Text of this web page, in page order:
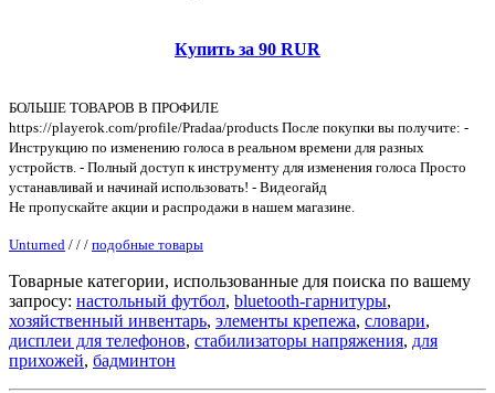
Купить за 90 RUR
БОЛЬШЕ ТОВАРОВ В ПРОФИЛЕ
https://playerok.com/profile/Pradaa/products После покупки вы получите: -
Инструкцию по изменению голоса в реальном времени для разных
устройств. - Полный доступ к инструменту для изменения голоса Просто
устанавливай и начинай использовать! - Видеогайд
Не пропускайте акции и распродажи в нашем магазине.
Unturned / / / подобные товары
Товарные категории, использованные для поиска по вашему
запросу: настольный футбол, bluetooth-гарнитуры,
хозяйственный инвентарь, элементы крепежа, словари,
дисплеи для телефонов, стабилизаторы напряжения, для
прихожей, бадминтон